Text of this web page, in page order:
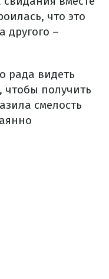
что это
другого –
рада видеть
чтобы получить
смелость